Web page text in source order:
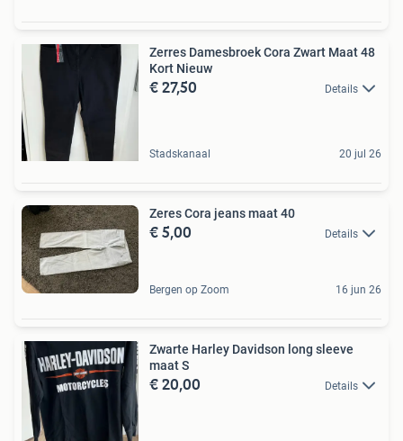
Zerres Damesbroek Cora Zwart Maat 48
Kort Nieuw
€ 27,50 Details
Stadskanaal 20 jul 26
Zeres Cora jeans maat 40
€ 5,00 Details
Bergen op Zoom 16 jun 26
Zwarte Harley Davidson long sleeve
maat S
€ 20,00 Details